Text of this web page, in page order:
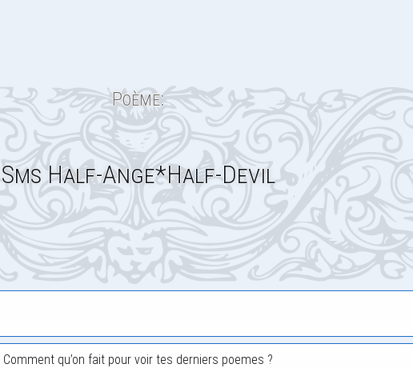
Poème:
Sms Half-Ange*Half-Devil
Comment qu’on fait pour voir tes derniers poemes ?